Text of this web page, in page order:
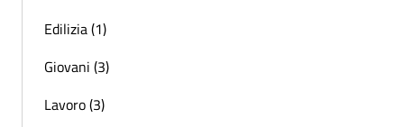
Edilizia (1)
Giovani (3)
Lavoro (3)